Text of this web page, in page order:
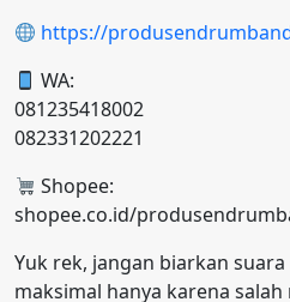
https://
WA:
081235418002
082331202221
Shopee:
shopee.co.id/
Yuk rek, jangan biarkan
maksimal hanya karena